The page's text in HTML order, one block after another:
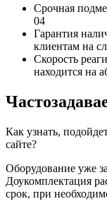
Срочная
04
Гарантия
клиентам на
Скорость
находится на
Как узнать,
сайте?
Оборудование уже
Доукомплектация
срок, при